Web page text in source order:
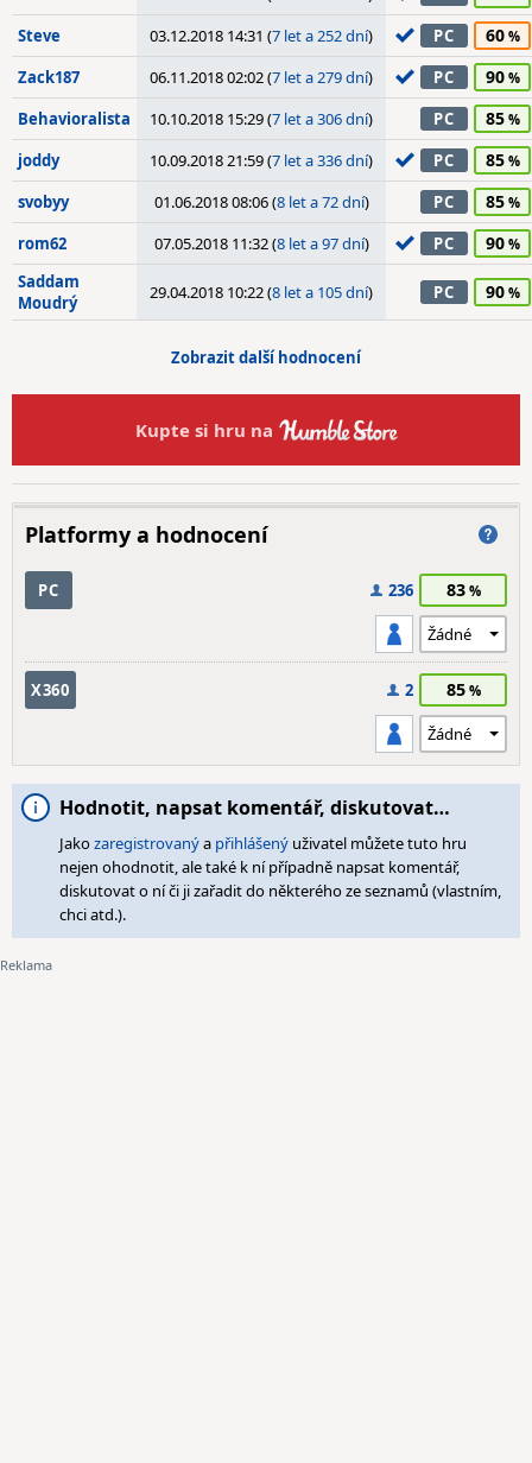
Steve 03.12.2018 14:31 (7 let a 252 dní) PC 60
Zack187 06.11.2018 02:02 (7 let a 279 dní) PC 90
Behavioralista 10.10.2018 15:29 (7 let a 306 dní) PC 85
joddy 10.09.2018 21:59 (7 let a 336 dní) PC 85
svobyy 01.06.2018 08:06 (8 let a 72 dní) PC 85
rom62 07.05.2018 11:32 (8 let a 97 dní) PC 90
Saddam
Moudrý
29.04.2018 10:22 (8 let a 105 dní) PC 90
Zobrazit další hodnocení
Kupte si hru na
Platformy a hodnocení
PC 236 83
X360 2 85
Hodnotit, napsat komentář, diskutovat…
Jakozaregistrovanýa přihlášený uživatel můžete tuto hru
nejen ohodnotit, ale také k ní případně napsat komentář,
diskutovat o ní či ji zařadit do některého ze seznamů (vlastním,
chci atd.).